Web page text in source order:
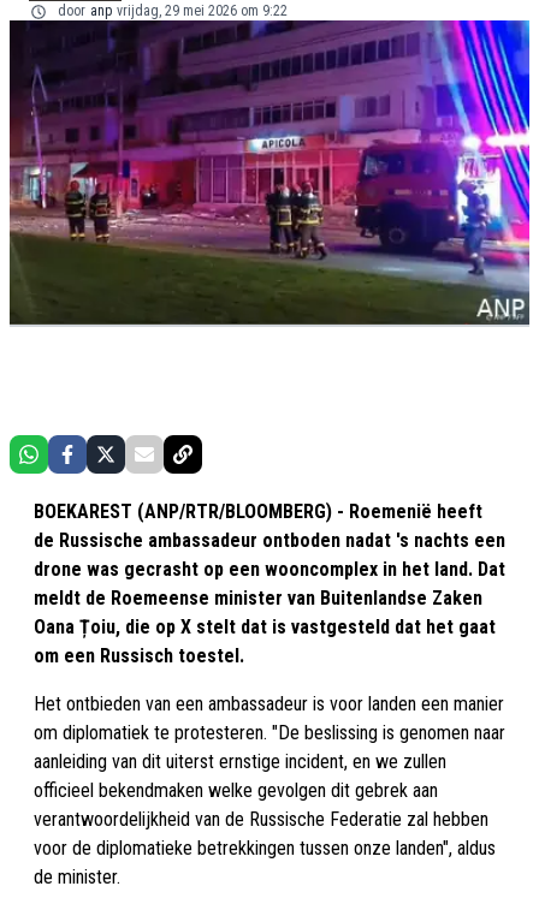
door anp vrijdag, 29 mei 2026 om 9:22
BOEKAREST (ANP/RTR/BLOOMBERG) - Roemenië heeft
de Russische ambassadeur ontboden nadat 's nachts een
drone was gecrasht op een wooncomplex in het land. Dat
meldt de Roemeense minister van Buitenlandse Zaken
Oana Țoiu, die op X stelt dat is vastgesteld dat het gaat
om een Russisch toestel.
Het ontbieden van een ambassadeur is voor landen een manier
om diplomatiek te protesteren. "De beslissing is genomen naar
aanleiding van dit uiterst ernstige incident, en we zullen
officieel bekendmaken welke gevolgen dit gebrek aan
verantwoordelijkheid van de Russische Federatie zal hebben
voor de diplomatieke betrekkingen tussen onze landen", aldus
de minister.